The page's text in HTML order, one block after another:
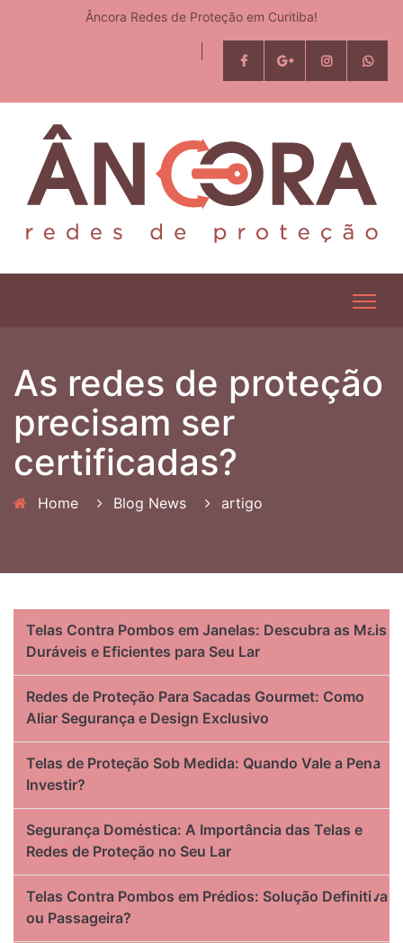
Âncora Redes de Proteção em Curitiba!
As redes de proteção
precisam ser
certificadas?
Home Blog News artigo
Telas Contra Pombos em Janelas: Descubra as Mais
Duráveis e Eficientes para Seu Lar
Redes de Proteção Para Sacadas Gourmet: Como
Aliar Segurança e Design Exclusivo
Telas de Proteção Sob Medida: Quando Vale a Pena
Investir?
Segurança Doméstica: A Importância das Telas e
Redes de Proteção no Seu Lar
Telas Contra Pombos em Prédios: Solução Definitiva
ou Passageira?